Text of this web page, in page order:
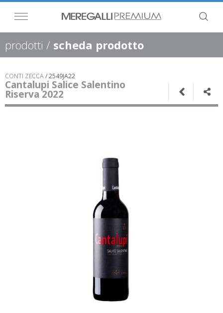
prodotti / scheda prodotto
CONTI ZECCA/2549JA22
Cantalupi Salice Salentino
Riserva 2022